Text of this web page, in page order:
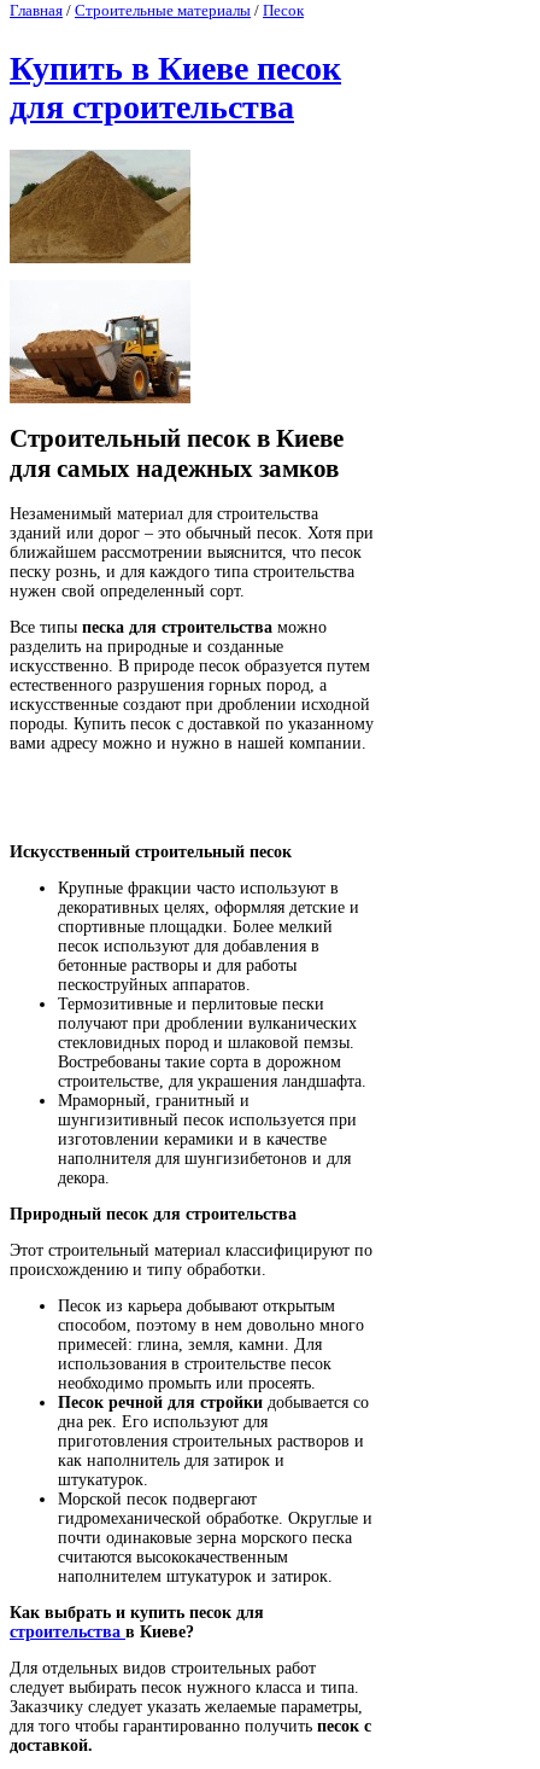
Главная / Строительные материалы / Песок
Купить в Киеве песок
для строительства
Строительный песок в Киеве
для самых надежных замков
Незаменимый материал для строительства
зданий или дорог – это обычный песок. Хотя при
ближайшем рассмотрении выяснится, что песок
песку рознь, и для каждого типа строительства
нужен свой определенный сорт.
Все типы песка для строительства можно
разделить на природные и созданные
искусственно. В природе песок образуется путем
естественного разрушения горных пород, а
искусственные создают при дроблении исходной
породы. Купить песок с доставкой по указанному
вами адресу можно и нужно в нашей компании.
Искусственный строительный песок
Крупные фракции часто используют в
декоративных целях, оформляя детские и
спортивные площадки. Более мелкий
песок используют для добавления в
бетонные растворы и для работы
пескоструйных аппаратов.
Термозитивные и перлитовые пески
получают при дроблении вулканических
стекловидных пород и шлаковой пемзы.
Востребованы такие сорта в дорожном
строительстве, для украшения ландшафта.
Мраморный, гранитный и
шунгизитивный песок используется при
изготовлении керамики и в качестве
наполнителя для шунгизибетонов и для
декора.
Природный песок для строительства
Этот строительный материал классифицируют по
происхождению и типу обработки.
Песок из карьера добывают открытым
способом, поэтому в нем довольно много
примесей: глина, земля, камни. Для
использования в строительстве песок
необходимо промыть или просеять.
Песок речной для стройки добывается со
дна рек. Его используют для
приготовления строительных растворов и
как наполнитель для затирок и
штукатурок.
Морской песок подвергают
гидромеханической обработке. Округлые и
почти одинаковые зерна морского песка
считаются высококачественным
наполнителем штукатурок и затирок.
Как выбрать и купить песок для
строительства в Киеве?
Для отдельных видов строительных работ
следует выбирать песок нужного класса и типа.
Заказчику следует указать желаемые параметры,
для того чтобы гарантированно получить песок с
доставкой.